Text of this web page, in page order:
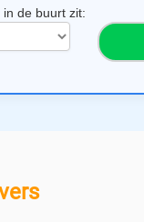
de buurt zit: